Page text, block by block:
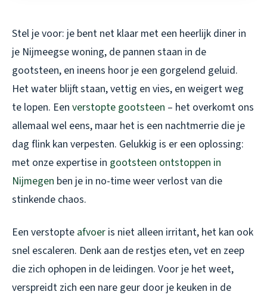
Stel je voor: je bent net klaar met een heerlijk diner in
je Nijmeegse woning, de pannen staan in de
gootsteen, en ineens hoor je een gorgelend geluid.
Het water blijft staan, vettig en vies, en weigert weg
te lopen. Een verstopte gootsteen – het overkomt ons
allemaal wel eens, maar het is een nachtmerrie die je
dag flink kan verpesten. Gelukkig is er een oplossing:
met onze expertise in gootsteen ontstoppen in
Nijmegen ben je in no-time weer verlost van die
stinkende chaos.
Een verstopte afvoer is niet alleen irritant, het kan ook
snel escaleren. Denk aan de restjes eten, vet en zeep
die zich ophopen in de leidingen. Voor je het weet,
verspreidt zich een nare geur door je keuken in de